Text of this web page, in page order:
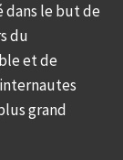
dans le but de
du
et de
grand